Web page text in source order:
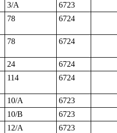
3/A
6723
78 6724
78 6724
24
6724
114 6724
10/A
6723
10/B
6723
12/A
6723